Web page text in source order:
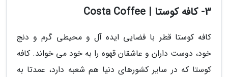
3- کافه کوستا | Costa Coffee
کافه کوستا قطر با فضایی ایده آل و محیطی گرم و دنج
خود، دوست داران و عاشقان قهوه را به خود می خواند. کافه
کوستا که در سایر کشورهای دنیا هم شعبه دارد، عمدتا به